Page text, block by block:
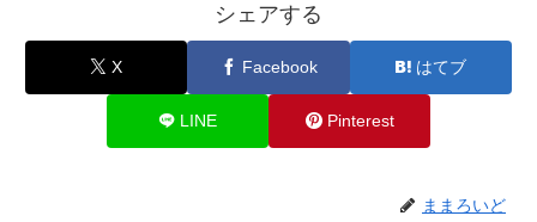
シェアする
X Facebook はてブ
LINE Pinterest
ままろいど